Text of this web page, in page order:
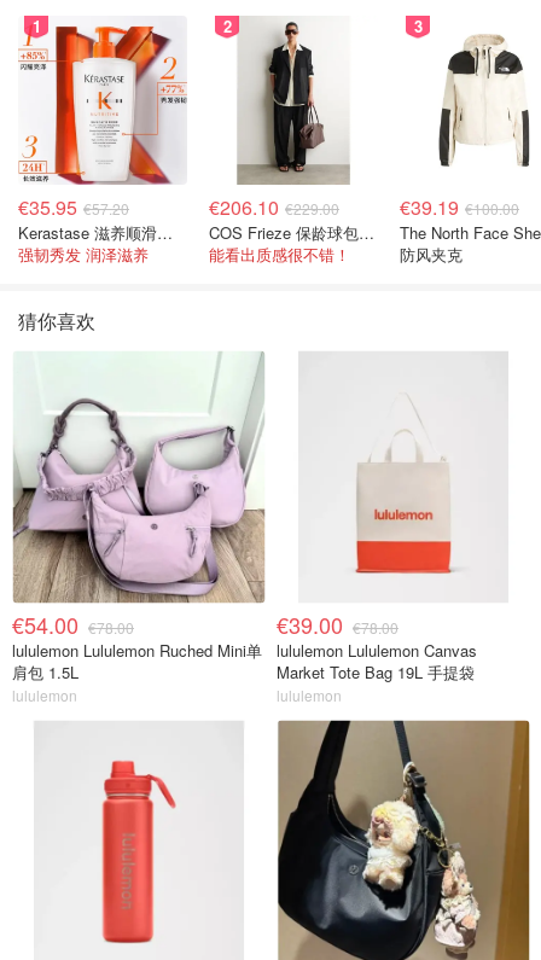
1
€35.95 €57.20
Kerastase 滋养顺滑洗发水500ml
强韧秀发 润泽滋养
2
€206.10 €229.00
COS Frieze 保龄球包 棕色皮革
能看出质感很不错！
3
€39.19 €100.00
The North Face
防风夹克
猜你喜欢
€54.00 €78.00
lululemon Lululemon Ruched Mini单
肩包 1.5L
lululemon
€39.00 €78.00
lululemon Lululemon Canvas
Market Tote Bag 19L 手提袋
lululemon